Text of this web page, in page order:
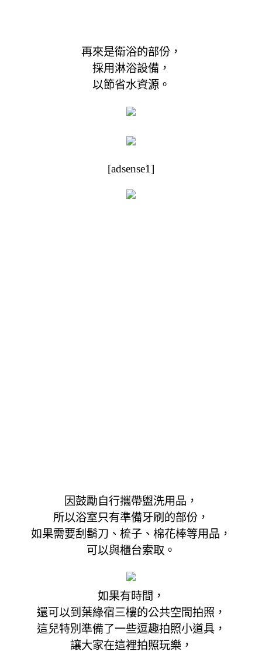
再來是衛浴的部份，
採用淋浴設備，
以節省水資源。
[adsense1]
因鼓勵自行攜帶盥洗用品，
所以浴室只有準備牙刷的部份，
如果需要刮鬍刀、梳子、棉花棒等用品，
可以與櫃台索取。
如果有時間，
還可以到葉綠宿三樓的公共空間拍照，
這兒特別準備了一些逗趣拍照小道具，
讓大家在這裡拍照玩樂，